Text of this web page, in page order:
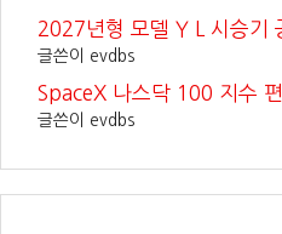
2027년형 모델 Y L 시승기
글쓴이 evdbs
SpaceX 나스닥 100 지수
글쓴이 evdbs